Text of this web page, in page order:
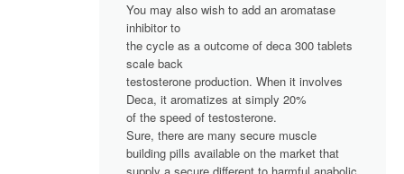
You may also wish to add an aromatase
inhibitor to
the cycle as a outcome of deca 300 tablets
scale back
testosterone production. When it involves
Deca, it aromatizes at simply 20%
of the speed of testosterone.
Sure, there are many secure muscle
building pills available on the market that